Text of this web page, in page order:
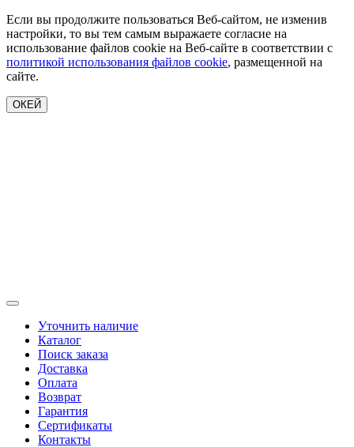
Если вы продолжите пользоваться Веб-сайтом, не изменив
настройки, то вы тем самым выражаете согласие на
использование файлов cookie на Веб-сайте в соответствии с
политикой использования файлов cookie, размещенной на
сайте.
ОКЕЙ
Уточнить наличие
Каталог
Поиск заказа
Доставка
Оплата
Возврат
Гарантия
Сертификаты
Контакты